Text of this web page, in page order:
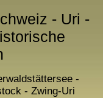
- Uri -
-
- Zwing-Uri